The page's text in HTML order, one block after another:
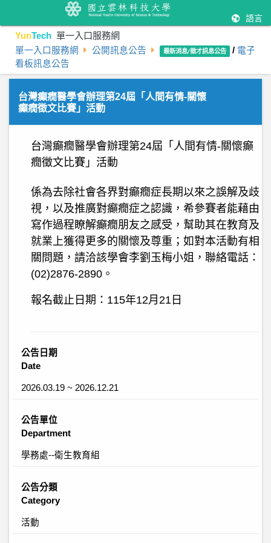
語言
YunTech 單一入口服務網
單一入口服務網 公開訊息公告 最新消息/徵才訊息公告 / 電子
看板訊息公告
台灣癲癇醫學會辦理第24屆「人間有情-關懷
癲癇徵文比賽」活動
台灣癲癇醫學會辦理第24屆「人間有情-關懷癲
癇徵文比賽」活動
係為去除社會各界對癲癇症長期以來之誤解及歧
視，以及推廣對癲癇症之認識，希參賽者能藉由
寫作過程瞭解癲癇朋友之感受，幫助其在教育及
就業上獲得更多的關懷及尊重；如對本活動有相
關問題，請洽該學會李劉玉梅小姐，聯絡電話：
(02)2876-2890。
報名截止日期：115年12月21日
公告日期
Date
2026.03.19 ~ 2026.12.21
公告單位
Department
學務處--衛生教育組
公告分類
Category
活動